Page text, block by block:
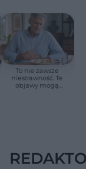
To nie zawsze
niestrawność. Te
objawy mogą